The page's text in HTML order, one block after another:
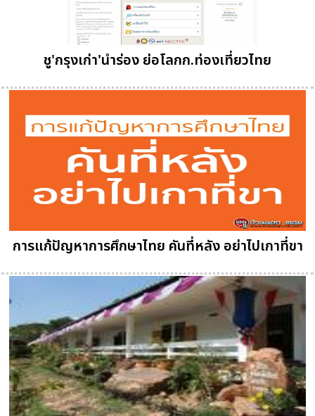
ชู'กรุงเก่า'นำร่อง ย่อโลกก.ท่องเที่ยวไทย
การแก้ปัญหาการศึกษาไทย คันที่หลัง อย่าไปเกาที่ขา